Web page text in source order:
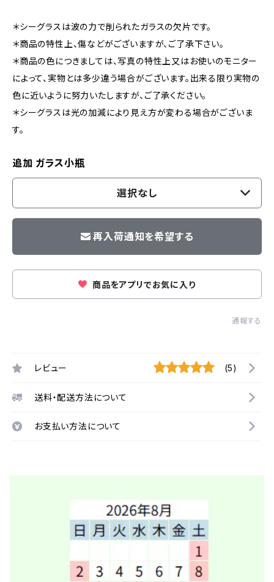
＊シーグラスは波の力で削られたガラスの欠片です。
＊商品の特性上、傷などがございますが、ご了承下さい。
＊商品の色につきましては、写真の特性上又はお使いのモニター
によって、実物とは多少違う場合がございます。出来る限り実物の
色に近いように努力いたしますが、ご了承ください。
＊シーグラスは光の加減により見え方が変わる場合がございま
す。
追加 ガラス小瓶
選択なし
再入荷通知を希望する
商品をアプリでお気に入り
通報する
レビュー (5)
送料・配送方法について
お支払い方法について